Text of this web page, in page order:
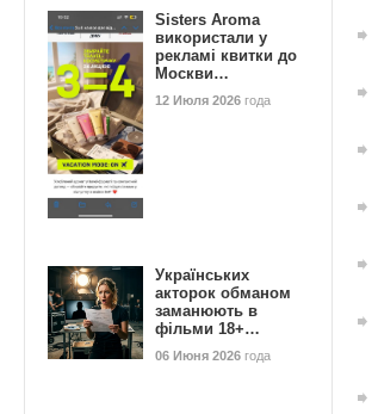
Sisters Aroma
використали у
рекламі квитки до
Москви…
12 Июля 2026 года
Українських
акторок обманом
заманюють в
фільми 18+…
06 Июня 2026 года